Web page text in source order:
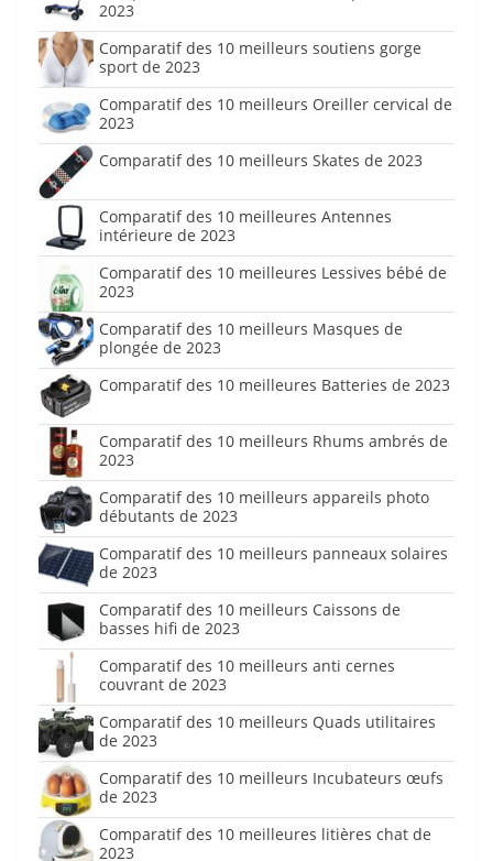
2023
Comparatif des 10 meilleurs soutiens gorge
sport de 2023
Comparatif des 10 meilleurs Oreiller cervical de
2023
Comparatif des 10 meilleurs Skates de 2023
Comparatif des 10 meilleures Antennes
intérieure de 2023
Comparatif des 10 meilleures Lessives bébé de
2023
Comparatif des 10 meilleurs Masques de
plongée de 2023
Comparatif des 10 meilleures Batteries de 2023
Comparatif des 10 meilleurs Rhums ambrés de
2023
Comparatif des 10 meilleurs appareils photo
débutants de 2023
Comparatif des 10 meilleurs panneaux solaires
de 2023
Comparatif des 10 meilleurs Caissons de
basses hifi de 2023
Comparatif des 10 meilleurs anti cernes
couvrant de 2023
Comparatif des 10 meilleurs Quads utilitaires
de 2023
Comparatif des 10 meilleurs Incubateurs œufs
de 2023
Comparatif des 10 meilleures litières chat de
2023